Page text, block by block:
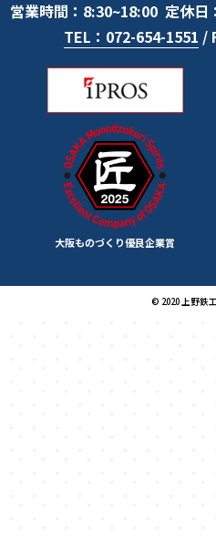
営業時間：8:30~18:00 定休日：
TEL：072-654-1551 /
大阪ものづくり優良企業賞
© 2020 上野鉄